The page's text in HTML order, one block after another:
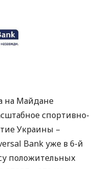
на Майдане
спортивно-
Украины –
Bank уже в 6-й
положительных